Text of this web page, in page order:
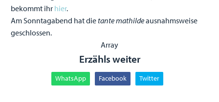
bekommt ihr hier.
Am Sonntagabend hat die tante mathildeausnahmsweise
geschlossen.
Array
Erzähls weiter
WhatsApp Facebook Twitter